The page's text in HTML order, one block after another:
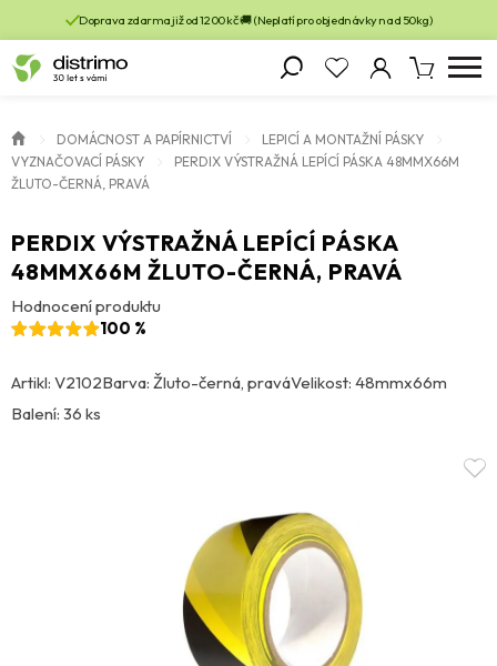
Doprava zdarma již od 1200 kč 🚚 (Neplatí pro objednávky nad 50kg)
DOMÁCNOST A PAPÍRNICTVÍ
LEPICÍ A MONTAŽNÍ PÁSKY
VYZNAČOVACÍ PÁSKY
PERDIX VÝSTRAŽNÁ LEPÍCÍ PÁSKA 48MMX66M
ŽLUTO-ČERNÁ, PRAVÁ
PERDIX VÝSTRAŽNÁ LEPÍCÍ PÁSKA
48MMX66M ŽLUTO-ČERNÁ, PRAVÁ
Hodnocení produktu
100 %
Artikl: V2102Barva: Žluto-černá, praváVelikost: 48mmx66m
Balení: 36 ks